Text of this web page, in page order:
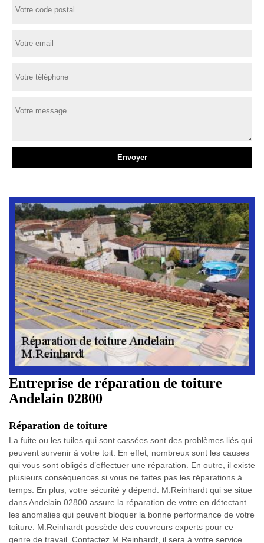
Entreprise de réparation de toiture
Andelain 02800
Réparation de toiture
La fuite ou les tuiles qui sont cassées sont des problèmes liés qui
peuvent survenir à votre toit. En effet, nombreux sont les causes
qui vous sont obligés d’effectuer une réparation. En outre, il existe
plusieurs conséquences si vous ne faites pas les réparations à
temps. En plus, votre sécurité y dépend. M.Reinhardt qui se situe
dans Andelain 02800 assure la réparation de votre en détectant
les anomalies qui peuvent bloquer la bonne performance de votre
toiture. M.Reinhardt possède des couvreurs experts pour ce
genre de travail. Contactez M.Reinhardt, il sera à votre service.